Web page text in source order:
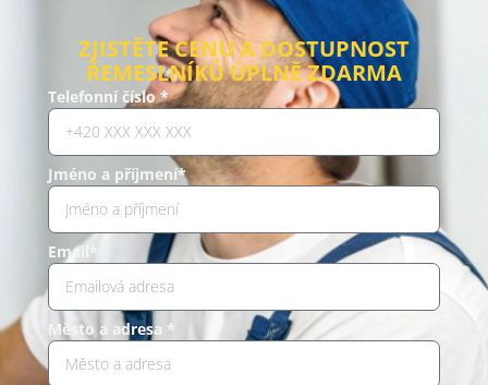
ZJISTĚTE CENU A DOSTUPNOST
ŘEMESLNÍKŮ ÚPLNĚ ZDARMA
Telefonní číslo *
Jméno a příjmení*
Email*
Město a adresa *